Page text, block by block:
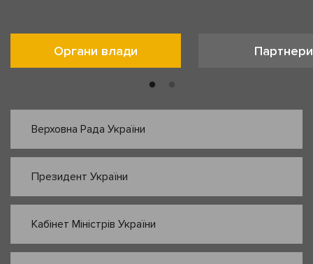
Органи влади Партнери
Верховна Рада України
Президент України
Кабінет Міністрів України